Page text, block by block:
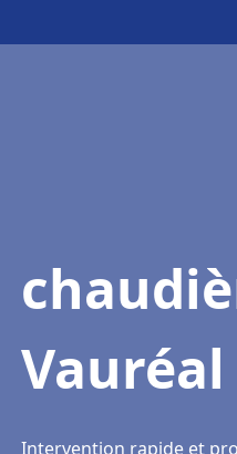
Vauréal
Intervention rapide et